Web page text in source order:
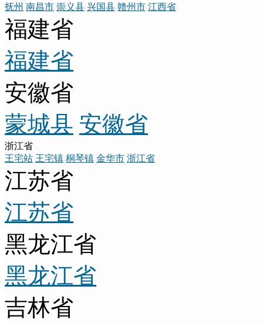
抚州 南昌市 崇义县 兴国县 赣州市 江西省
福建省
福建省
安徽省
蒙城县 安徽省
浙江省
王宅站 王宅镇 桐琴镇 金华市 浙江省
江苏省
江苏省
黑龙江省
黑龙江省
吉林省